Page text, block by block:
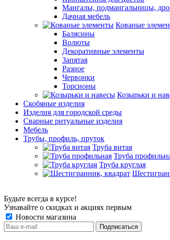
Мангалы, подмангальницы,
Дачная мебель
Кованые
Балясины
Волюты
Декоративные элементы
Запятая
Разное
Червонки
Торсионы
Козырьки и
Скобяные изделия
Изделия для городской среды
Сварные ритуальные изделия
Мебель
Трубы, профиль, пруток
Труба витая
Труба
Труба круглая
Будьте всегда в курсе!
Узнавайте о скидках и акциях первым
Новости магазина